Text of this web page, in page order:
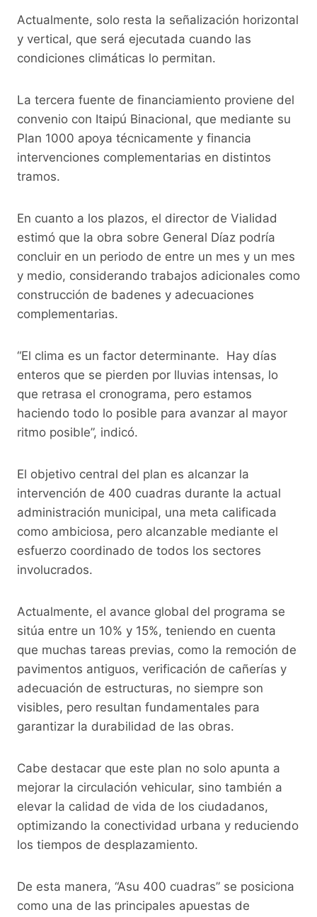
Actualmente, solo resta la señalización horizontal
y vertical, que será ejecutada cuando las
condiciones climáticas lo permitan.
La tercera fuente de financiamiento proviene del
convenio con Itaipú Binacional, que mediante su
Plan 1000 apoya técnicamente y financia
intervenciones complementarias en distintos
tramos.
En cuanto a los plazos, el director de Vialidad
estimó que la obra sobre General Díaz podría
concluir en un periodo de entre un mes y un mes
y medio, considerando trabajos adicionales como
construcción de badenes y adecuaciones
complementarias.
“El clima es un factor determinante. Hay días
enteros que se pierden por lluvias intensas, lo
que retrasa el cronograma, pero estamos
haciendo todo lo posible para avanzar al mayor
ritmo posible”, indicó.
El objetivo central del plan es alcanzar la
intervención de 400 cuadras durante la actual
administración municipal, una meta calificada
como ambiciosa, pero alcanzable mediante el
esfuerzo coordinado de todos los sectores
involucrados.
Actualmente, el avance global del programa se
sitúa entre un 10% y 15%, teniendo en cuenta
que muchas tareas previas, como la remoción de
pavimentos antiguos, verificación de cañerías y
adecuación de estructuras, no siempre son
visibles, pero resultan fundamentales para
garantizar la durabilidad de las obras.
Cabe destacar que este plan no solo apunta a
mejorar la circulación vehicular, sino también a
elevar la calidad de vida de los ciudadanos,
optimizando la conectividad urbana y reduciendo
los tiempos de desplazamiento.
De esta manera, “Asu 400 cuadras” se posiciona
como una de las principales apuestas de